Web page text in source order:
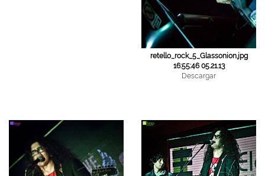
retello_rock_5_Glassonion.jpg
16:55:46 05.21.13
Descargar